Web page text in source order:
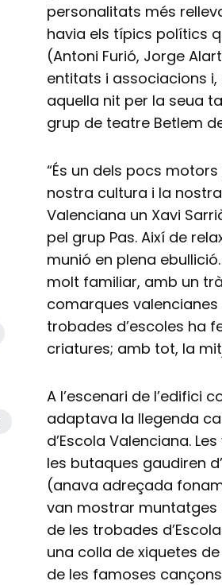
personalitats més
havia els típics polítics
(Antoni Furió, Jorge
entitats i associacions
aquella nit per la seua
grup de teatre Betlem
“És un dels pocs
nostra cultura i la
Valenciana un Xavi
pel grup Pas. Així de
munió en plena
molt familiar, amb un
comarques valencianes
trobades d’escoles ha
criatures; amb tot, la
A l’escenari de l’edifici
adaptava la llegenda
d’Escola Valenciana.
les butaques gaudiren
(anava adreçada
van mostrar muntatges
de les trobades
una colla de xiquetes
de les famoses